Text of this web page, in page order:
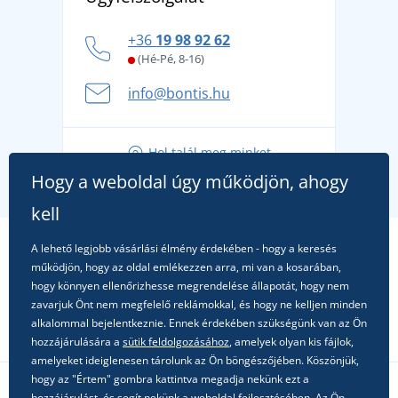
kényelmesen és biztonságosan
A nyári kaland a csomagolással kezdődik - készüljön
fel a gondtalan nyaralásra
alkalomra!
+36 19 98 92 62
(Hé-Pé, 8-16)
info@bontis.hu
Hol talál meg minket
Hogy a weboldal úgy működjön, ahogy
kell
A lehető legjobb vásárlási élmény érdekében - hogy a keresés
működjön, hogy az oldal emlékezzen arra, mi van a kosarában,
hogy könnyen ellenőrizhesse megrendelése állapotát, hogy nem
zavarjuk Önt nem megfelelő reklámokkal, és hogy ne kelljen minden
alkalommal bejelentkeznie. Ennek érdekében szükségünk van az Ön
hozzájárulására a sütik feldolgozásához, amelyek olyan kis fájlok,
amelyeket ideiglenesen tárolunk az Ön böngészőjében. Köszönjük,
hogy az "Értem" gombra kattintva megadja nekünk ezt a